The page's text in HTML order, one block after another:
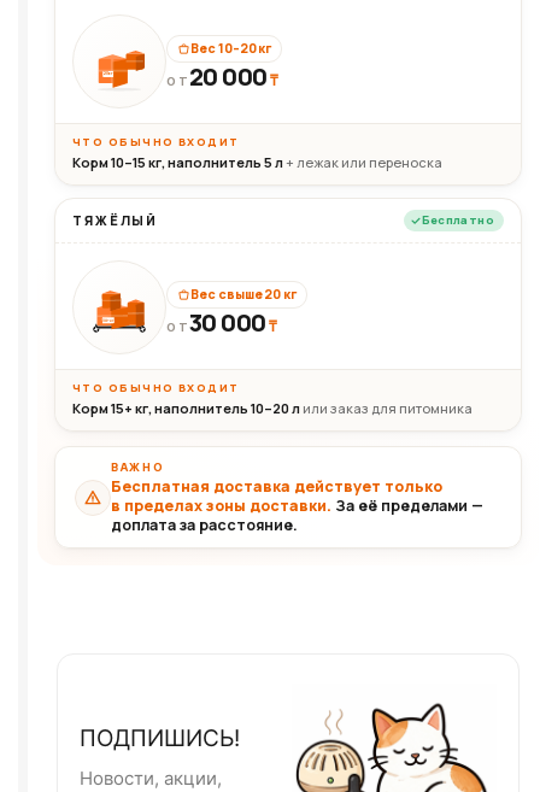
20кг
Вес 10–20 кг
ОТ 20 000₸
ЧТО ОБЫЧНО ВХОДИТ
Корм 10–15 кг, наполнитель 5 л+ лежак или переноска
ТЯЖЁЛЫЙ Бесплатно
30+кг
Вес свыше 20 кг
ОТ30 000₸
ЧТО ОБЫЧНО ВХОДИТ
Корм 15+ кг, наполнитель 10–20 л или заказ для питомника
ВАЖНО
Бесплатная доставка действует только
в пределах зоны доставки. За её пределами —
доплата за расстояние.
ПОДПИШИСЬ!
Новости, акции,